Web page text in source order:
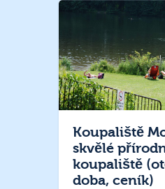
Koupaliště
skvělé
koupaliště
doba, ceník)